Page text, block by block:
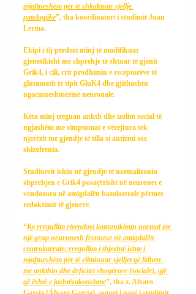
mjaftueshëm për të shkaktuar sjellje
patologjike”, tha koordinatori i studimit Juan
Lerma.
Ekipi i tij përdori minj të modifikuar
gjenetikisht me shprehje të shtuar të gjenit
Grik4, i cili, rrit prodhimin e receptorëve të
glutamatit të tipit GluK4 dhe gjithashtu
ngacmueshmërinë neuronale.
Këta minj treguan ankth dhe izolim social të
ngjashëm me simptomat e vërejtura tek
njerëzit me gjendje të tilla si autizmi ose
skizofrenia.
Studiuesit ishin në gjendje të normalizonin
shprehjen e Grik4 posaçërisht në neuronet e
vendosura në amigdalën bazolaterale përmes
redaktimit të gjeneve.
“Ky rregullim rivendosi komunikimin normal me
një grup neuronesh frenuese në amigdalën
centrolaterale; rregullim i thjeshtë ishte i
mjaftueshëm për të eliminuar sjelljet që lidhen
me ankthin dhe deficitet shoqërore (sociale), gjë
që është e jashtëzakonshme”, tha z. Alvaro